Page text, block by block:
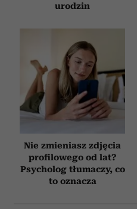
urodzin
Nie zmieniasz zdjęcia
profilowego od lat?
Psycholog tłumaczy, co
to oznacza